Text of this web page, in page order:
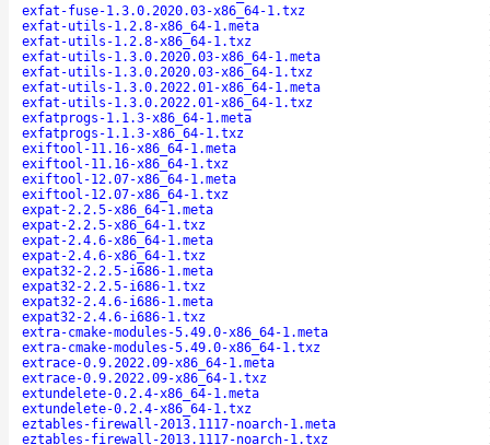
exfat-fuse-1.3.0.2020.03-x86_64-1.txz
exfat-utils-1.2.8-x86_64-1.meta
exfat-utils-1.2.8-x86_64-1.txz
exfat-utils-1.3.0.2020.03-x86_64-1.meta
exfat-utils-1.3.0.2020.03-x86_64-1.txz
exfat-utils-1.3.0.2022.01-x86_64-1.meta
exfat-utils-1.3.0.2022.01-x86_64-1.txz
exfatprogs-1.1.3-x86_64-1.meta
exfatprogs-1.1.3-x86_64-1.txz
exiftool-11.16-x86_64-1.meta
exiftool-11.16-x86_64-1.txz
exiftool-12.07-x86_64-1.meta
exiftool-12.07-x86_64-1.txz
expat-2.2.5-x86_64-1.meta
expat-2.2.5-x86_64-1.txz
expat-2.4.6-x86_64-1.meta
expat-2.4.6-x86_64-1.txz
expat32-2.2.5-i686-1.meta
expat32-2.2.5-i686-1.txz
expat32-2.4.6-i686-1.meta
expat32-2.4.6-i686-1.txz
extra-cmake-modules-5.49.0-x86_64-1.meta
extra-cmake-modules-5.49.0-x86_64-1.txz
extrace-0.9.2022.09-x86_64-1.meta
extrace-0.9.2022.09-x86_64-1.txz
extundelete-0.2.4-x86_64-1.meta
extundelete-0.2.4-x86_64-1.txz
eztables-firewall-2013.1117-noarch-1.meta
eztables-firewall-2013.1117-noarch-1.txz